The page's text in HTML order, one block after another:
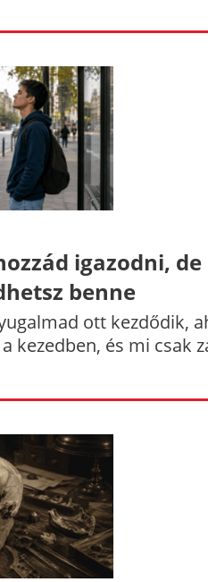
igazodni, de
benne
ott kezdődik,
kezedben, és mi csak